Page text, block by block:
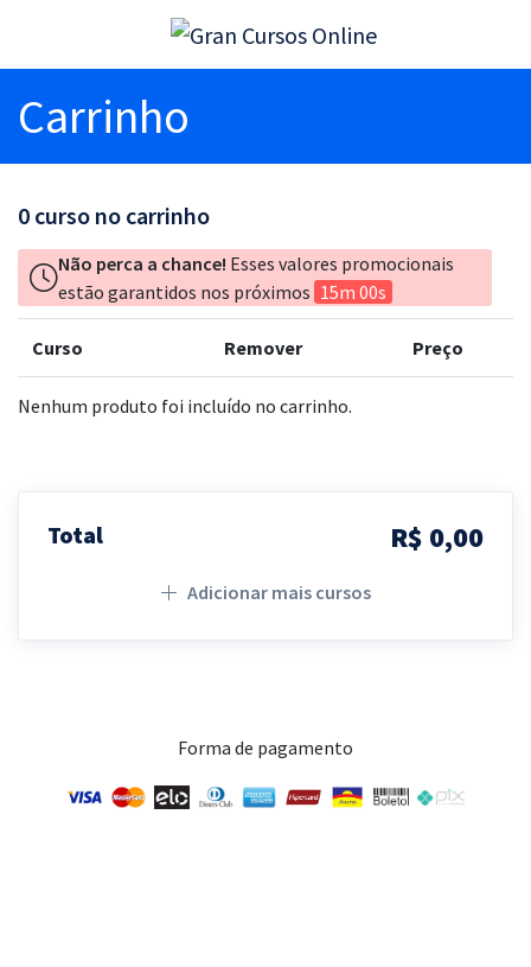
Carrinho
0 curso no carrinho
Não perca a chance! Esses valores promocionais
estão garantidos nos próximos 15m 00s
Curso Remover Preço
Nenhum produto foi incluído no carrinho.
Total R$ 0,00
Adicionar mais cursos
Forma de pagamento